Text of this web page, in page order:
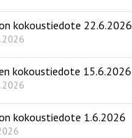
kokoustiedote 22.6.2026
kokoustiedote 15.6.2026
kokoustiedote 1.6.2026